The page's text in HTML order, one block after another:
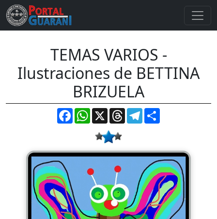
TEMAS VARIOS -
Ilustraciones de BETTINA
BRIZUELA
FacebookWhatsApp
X ThreadsTelegram